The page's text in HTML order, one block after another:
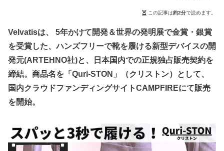
この記事は約2分で読めます。
Velvatisは、 5年かけて開発＆世界の発明展で金賞・銀賞
を受賞した、ハンズフリーで靴を履ける新型デバイスの開
発元(ARTEHNO社)と、日本国内での正規独占販売契約を
締結。商品名を「Quri-STON」（クリストン）として、
国内クラウドファンディングサイトCAMPFIREにて販売
を開始。